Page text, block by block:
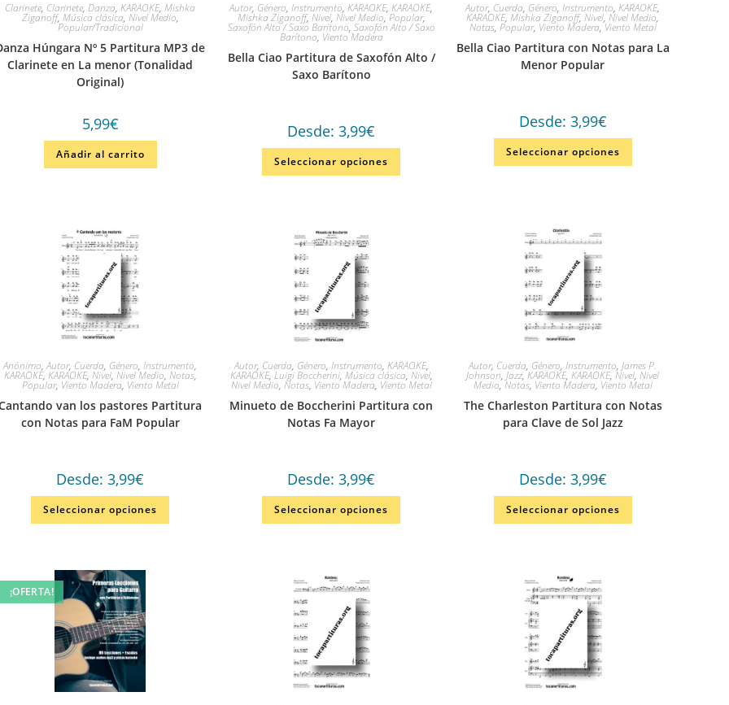
Clarinete, Clarinete,Danza,KARAOKE,Mishka
Ziganoff, Música clásica, Nivel Medio,
Popular/Tradicional
Húngara Nº 5 Partitura MP3 de
Clarinete en La menor (Tonalidad
Original)
5,99€
Añadir al carrito
Autor, Género,Instrumento,KARAOKE,KARAOKE,
Mishka Ziganoff, Nivel, Nivel Medio,Popular,
Saxofón Alto / Saxo Barítono, Saxofón Alto / Saxo
Barítono, Viento Madera
Bella Ciao Partitura de Saxofón Alto /
Saxo Barítono
Desde:3,99€
Seleccionar opciones
Autor, Cuerda, Género,Instrumento,KARAOKE,
KARAOKE,Mishka Ziganoff,Nivel,Nivel Medio,
Notas, Popular, Viento Madera,Viento Metal
Bella Ciao Partitura con Notas para La
Menor Popular
Desde: 3,99€
Seleccionar opciones
Anónimo,Autor, Cuerda, Género,Instrumento,
KARAOKE, KARAOKE, Nivel, Nivel Medio, Notas,
Popular, Viento Madera, Viento Metal
van los pastores Partitura
con Notas para FaM Popular
Desde:3,99€
Seleccionar opciones
Autor, Cuerda, Género, Instrumento, KARAOKE,
KARAOKE, Luigi Boccherini, Música clásica, Nivel,
Nivel Medio, Notas, Viento Madera, Viento Metal
Minueto de Boccherini Partitura con
Notas Fa Mayor
Desde:3,99€
Seleccionar opciones
Autor, Cuerda, Género,Instrumento,James P.
Johnson,Jazz,KARAOKE,KARAOKE,Nivel,Nivel
Medio,Notas, Viento Madera, Viento Metal
The Charleston Partitura con Notas
para Clave de Sol Jazz
Desde: 3,99€
Seleccionar opciones
¡OFERTA!